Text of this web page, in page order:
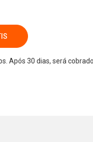
Após 30 dias, será